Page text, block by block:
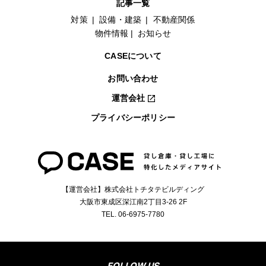
記事一覧
対策
設備・建築
不動産関係
物件情報
お知らせ
CASEについて
お問い合わせ
運営会社
プライバシーポリシー
【運営会社】株式会社トチタテビルディング
大阪市東成区深江南2丁目3-26 2F
TEL. 06-6975-7780